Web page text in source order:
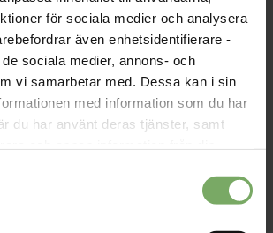
för sociala medier och analysera
även enhetsidentifierare -
sociala medier, annons- och
vi samarbetar med. Dessa kan i sin
med information som du har
du har använt deras tjänster, samt
våra cookies vid fortsatt
i
Härjedalen
01, 18:13 • Uppdaterad: 2024-01-22, 16:12
Årets pristagare har gjort sig väl